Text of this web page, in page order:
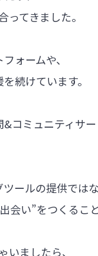
てきました。
ォームや、
続けています。
コミュニティサ
ールの提供では
会い”をつくるこ
ましたら、